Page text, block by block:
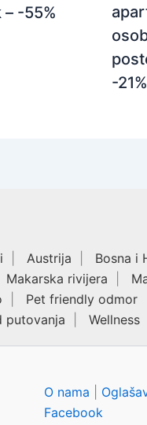
-55%
-
Austrija Bosna i
Makarska rivijera
Pet friendly odmor
putovanja Wellness
O nama
Facebook